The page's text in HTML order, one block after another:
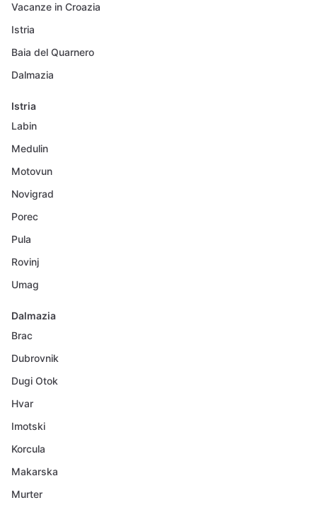
Vacanze in Croazia
Istria
Baia del Quarnero
Dalmazia
Istria
Labin
Medulin
Motovun
Novigrad
Porec
Pula
Rovinj
Umag
Dalmazia
Brac
Dubrovnik
Dugi Otok
Hvar
Imotski
Korcula
Makarska
Murter